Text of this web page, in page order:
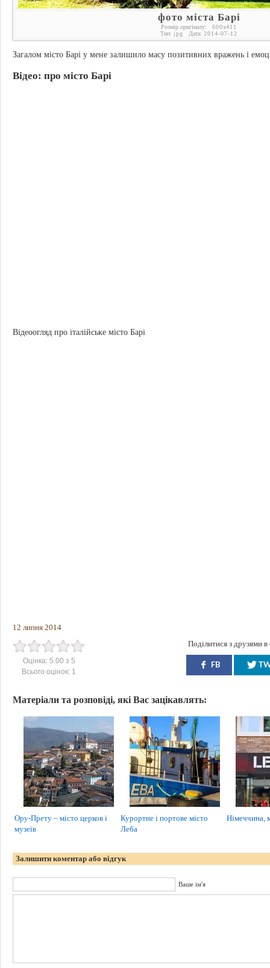
фото міста Барі
Розмір оригіналу: 600x411
Тип: jpg Дата: 2014-07-12
Загалом місто Барі у мене залишило масу позитивних вражень і
Відео: про місто Барі
Відеоогляд про італійське місто Барі
12 липня 2014
Оцінка: 5.00 з 5
Всього оцінок: 1
Поділитися з друзями
FB
Матеріали та розповіді, які Вас зацікавлять:
Ору-Прету – місто церков і
музеїв
Курортне і портове місто
Леба
Німеччина,
Залишити коментар або відгук
Ваше ім'я